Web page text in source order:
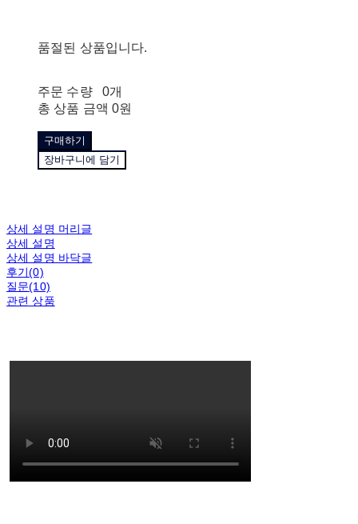
품절된 상품입니다.
주문 수량
0개
총 상품 금액 0원
구매하기
장바구니에 담기
상세 설명 머리글
상세 설명
상세 설명 바닥글
후기(0)
질문(10)
관련 상품